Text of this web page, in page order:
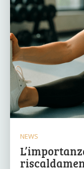
NEWS